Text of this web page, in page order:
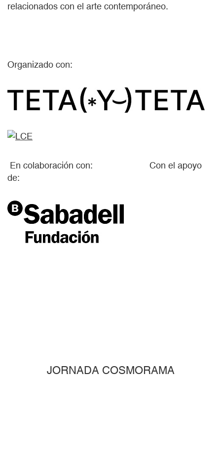
relacionados con el arte contemporáneo.
Organizado con:
En colaboración con: Con el apoyo
de:
JORNADA COSMORAMA